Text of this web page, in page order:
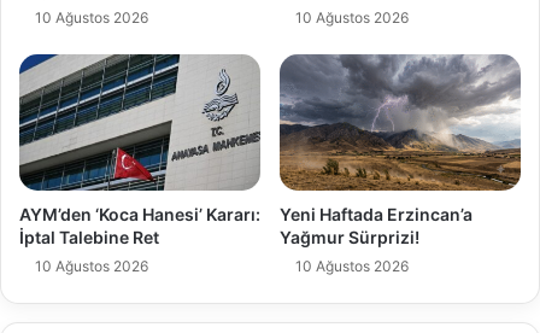
10 Ağustos 2026 10 Ağustos 2026
AYM’den ‘Koca Hanesi’ Kararı:
İptal Talebine Ret
10 Ağustos 2026
Yeni Haftada Erzincan’a
Yağmur Sürprizi!
10 Ağustos 2026